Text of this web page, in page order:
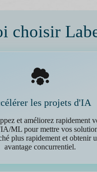
choisir
les projets d'IA
et améliorez rapidement
ML pour mettre vos
plus rapidement et obtenir
avantage concurrentiel.